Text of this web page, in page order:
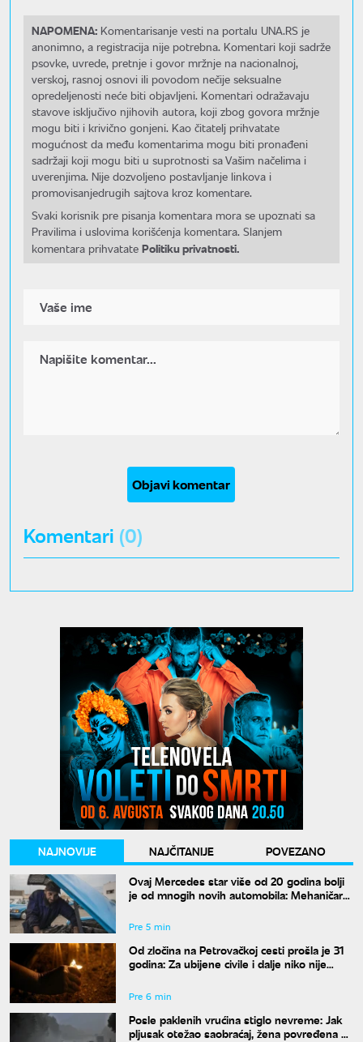
NAPOMENA: Komentarisanje vesti na portalu UNA.RS je
anonimno, a registracija nije potrebna. Komentari koji sadrže
psovke, uvrede, pretnje i govor mržnje na nacionalnoj,
verskoj, rasnoj osnovi ili povodom nečije seksualne
opredeljenosti neće biti objavljeni. Komentari odražavaju
stavove isključivo njihovih autora, koji zbog govora mržnje
mogu biti i krivično gonjeni. Kao čitatelj prihvatate
mogućnost da među komentarima mogu biti pronađeni
sadržaji koji mogu biti u suprotnosti sa Vašim načelima i
uverenjima. Nije dozvoljeno postavljanje linkova i
promovisanjedrugih sajtova kroz komentare.
Svaki korisnik pre pisanja komentara mora se upoznati sa
Pravilima i uslovima korišćenja komentara. Slanjem
komentara prihvatate Politiku privatnosti.
Objavi komentar
Komentari (0)
NAJNOVIJE NAJČITANIJE
POVEZANO
Ovaj Mercedes star više od 20 godina bolji
je od mnogih novih automobila: Mehaničar
Pre 5 min
Od zločina na Petrovačkoj cesti prošla je 31
godina: Za ubijene civile i dalje niko nije
Pre 6 min
Posle paklenih vrućina stiglo nevreme: Jak
pljusak otežao saobraćaj, žena povređena u